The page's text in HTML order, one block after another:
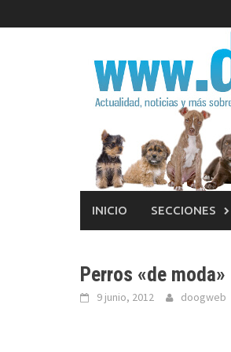
al
INICIO SECCIONES
Perros «de moda»
9 junio, 2012 doogweb